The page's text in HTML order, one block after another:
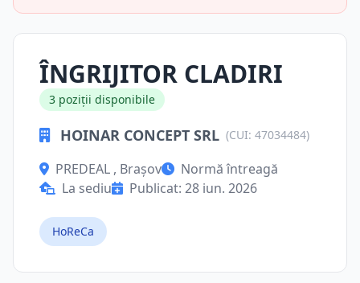
ÎNGRIJITOR CLADIRI
3 poziții disponibile
HOINAR CONCEPT SRL (CUI: 47034484)
PREDEAL , Brașov
Normă întreagă
La sediu
Publicat: 28 iun. 2026
HoReCa